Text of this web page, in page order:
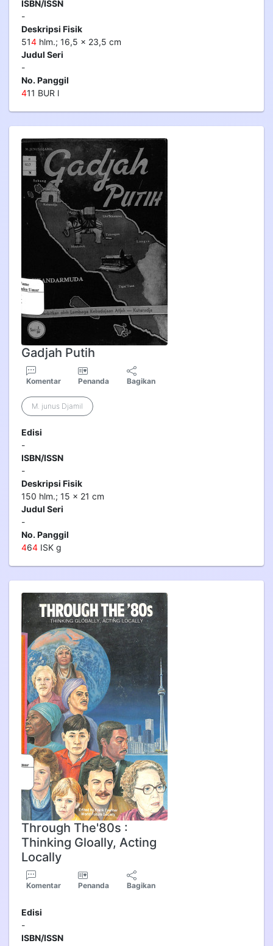
ISBN/ISSN
-
Deskripsi Fisik
514 hlm.; 16,5 x 23,5 cm
Judul Seri
-
No. Panggil
411 BUR l
Gadjah Putih
Komentar Penanda Bagikan
M. junus Djamil
Edisi
-
ISBN/ISSN
-
Deskripsi Fisik
150 hlm.; 15 x 21 cm
Judul Seri
-
No. Panggil
464 ISK g
Through The'80s :
Thinking Gloally, Acting
Locally
Komentar Penanda Bagikan
Edisi
-
ISBN/ISSN